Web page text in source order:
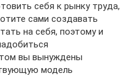
себя к рынку труда,
сами создавать
на себя, поэтому и
вы вынуждены
модель